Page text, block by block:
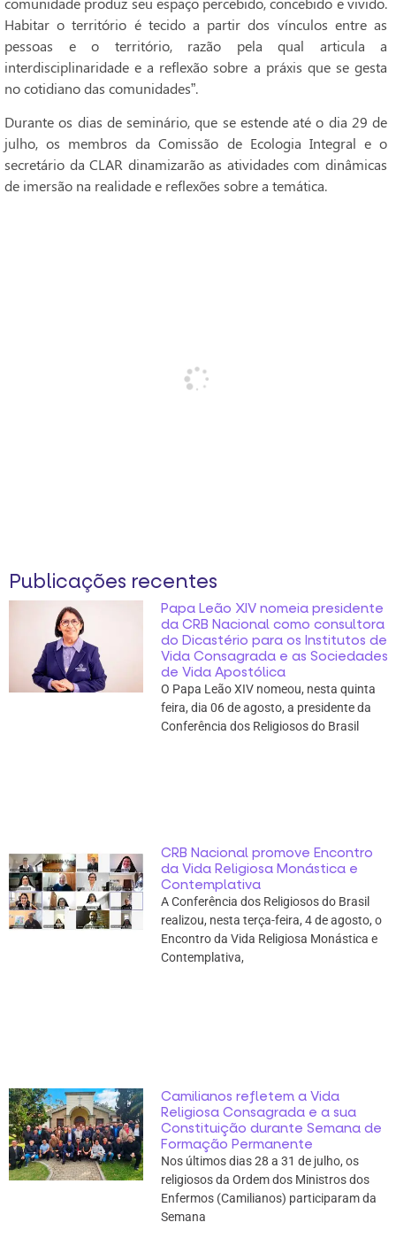
Habitar o território é tecido a partir dos vínculos entre as
pessoas e o território, razão pela qual articula a
interdisciplinaridade e a reflexão sobre a práxis que se gesta
no cotidiano das comunidades”.
Durante os dias de seminário, que se estende até o dia 29 de
julho, os membros da Comissão de Ecologia Integral e o
secretário da CLAR dinamizarão as atividades com dinâmicas
de imersão na realidade e reflexões sobre a temática.
Publicações recentes
Papa Leão XIV nomeia presidente
da CRB Nacional como consultora
do Dicastério para os Institutos de
Vida Consagrada e as Sociedades
de Vida Apostólica
O Papa Leão XIV nomeou, nesta quinta
feira, dia 06 de agosto, a presidente da
Conferência dos Religiosos do Brasil
CRB Nacional promove Encontro
da Vida Religiosa Monástica e
Contemplativa
A Conferência dos Religiosos do Brasil
realizou, nesta terça-feira, 4 de agosto, o
Encontro da Vida Religiosa Monástica e
Contemplativa,
Camilianos refletem a Vida
Religiosa Consagrada e a sua
Constituição durante Semana de
Formação Permanente
Nos últimos dias 28 a 31 de julho, os
religiosos da Ordem dos Ministros dos
Enfermos (Camilianos) participaram da
Semana